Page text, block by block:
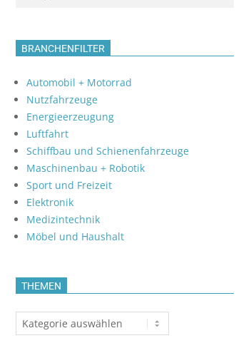
BRANCHENFILTER
Automobil + Motorrad
Nutzfahrzeuge
Energieerzeugung
Luftfahrt
Schiffbau und Schienenfahrzeuge
Maschinenbau + Robotik
Sport und Freizeit
Elektronik
Medizintechnik
Möbel und Haushalt
THEMEN
Themen